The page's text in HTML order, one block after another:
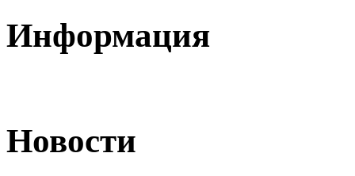
Информация
Новости